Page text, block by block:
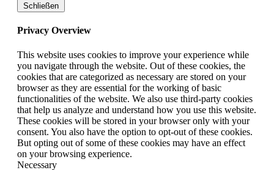
Schließen
Privacy Overview
This website uses cookies to improve your experience while
you navigate through the website. Out of these cookies, the
cookies that are categorized as necessary are stored on your
browser as they are essential for the working of basic
functionalities of the website. We also use third-party cookies
that help us analyze and understand how you use this website.
These cookies will be stored in your browser only with your
consent. You also have the option to opt-out of these cookies.
But opting out of some of these cookies may have an effect
on your browsing experience.
Necessary